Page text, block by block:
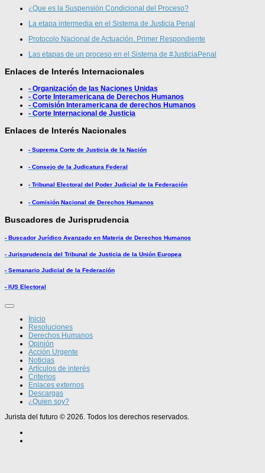
¿Que es la Suspensión Condicional del Proceso?
La etapa intermedia en el Sistema de Justicia Penal
Protocolo Nacional de Actuación. Primer Respondiente
Las etapas de un proceso en el Sistema de #JusticiaPenal
Enlaces de Interés Internacionales
- Organización de las Naciones Unidas
- Corte Interamericana de Derechos Humanos
- Comisión Interamericana de derechos Humanos
- Corte Internacional de Justicia
Enlaces de Interés Nacionales
- Suprema Corte de Justicia de la Nación
- Consejo de la Judicatura Federal
- Tribunal Electoral del Poder Judicial de la Federación
- Comisión Nacional de Derechos Humanos
Buscadores de Jurisprudencia
- Buscador Jurídico Avanzado en Materia de Derechos Humanos
- Jurisprudencia del Tribunal de Justicia de la Unión Europea
- Semanario Judicial de la Federación
- IUS Electoral
Inicio
Resoluciones
Derechos Humanos
Opinión
Acción Urgente
Noticias
Artículos de interés
Criterios
Enlaces externos
Descargas
¿Quien soy?
Jurista del futuro © 2026. Todos los derechos reservados.